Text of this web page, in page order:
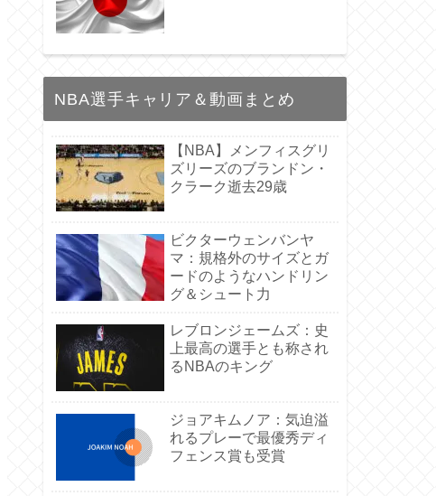
NBA選手キャリア＆動画まとめ
【NBA】メンフィスグリ
ズリーズのブランドン・
クラーク逝去29歳
ビクターウェンバンヤ
マ：規格外のサイズとガ
ードのようなハンドリン
グ＆シュート力
レブロンジェームズ：史
上最高の選手とも称され
るNBAのキング
ジョアキムノア：気迫溢
れるプレーで最優秀ディ
フェンス賞も受賞